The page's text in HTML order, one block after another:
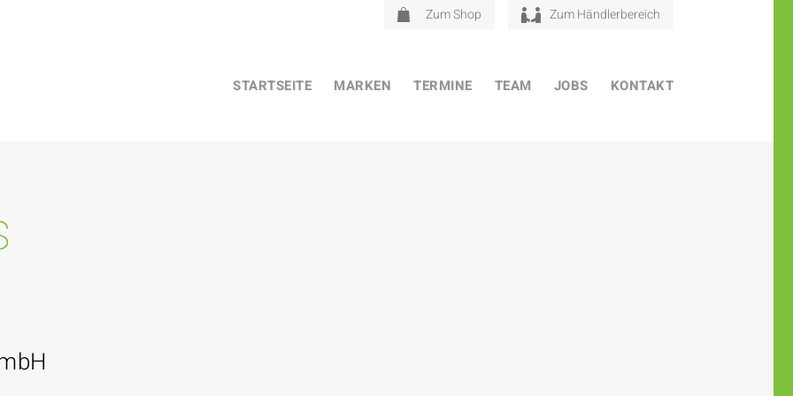
Zum Shop Zum Händlerbereich
STARTSEITE MARKEN TERMINE TEAM JOBS KONTAKT